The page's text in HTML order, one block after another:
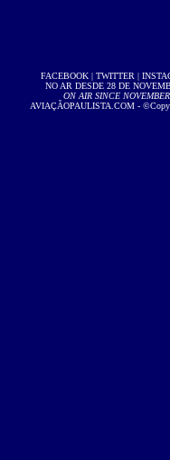
FACEBOOK| TWITTER |
NO AR DESDE 28 DE
ON AIR SINCE
AVIAÇÃOPAULISTA.COM -